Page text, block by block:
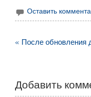
Оставить
Навигация
« После обновления
Добавить